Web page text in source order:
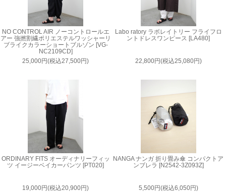
NO CONTROL AIR ノーコントロールエ
アー 強撚割繊ポリエステルワッシャーリ
ブライクカラーショートブルゾン [VG-
NC2109CD]
25,000円(税込27,500円)
Labo ratory ラボレイトリー フライフロ
ントドレスワンピース [LA480]
22,800円(税込25,080円)
ORDINARY FITS オーディナリーフィッ
ツ イージーベイカーパンツ [PT020]
19,000円(税込20,900円)
NANGA ナンガ 折り畳み傘 コンパクトア
ンブレラ [N2542-3Z093Z]
5,500円(税込6,050円)